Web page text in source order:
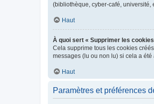
(bibliothèque, cyber-café, université,
Haut
À quoi sert « Supprimer les
Cela supprime tous les cookies
messages (lu ou non lu) si cela a
Haut
Paramètres et préférences